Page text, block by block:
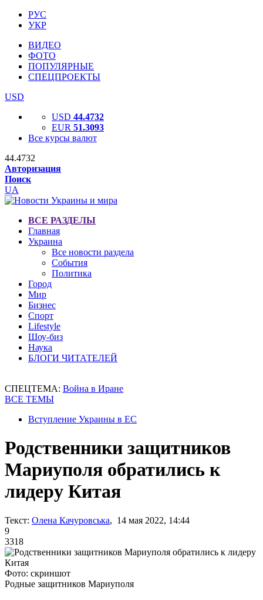
РУС
УКР
ВИДЕО
ФОТО
ПОПУЛЯРНЫЕ
СПЕЦПРОЕКТЫ
USD
USD 44.4732
EUR 51.3093
Все курсы валют
44.4732
Авторизация
Поиск
UA
ВСЕ РАЗДЕЛЫ
Главная
Украина
Все новости раздела
События
Политика
Город
Мир
Бизнес
Спорт
Lifestyle
Шоу-биз
Наука
БЛОГИ ЧИТАТЕЛЕЙ
СПЕЦТЕМА: Война в Иране
ВСЕ ТЕМЫ
Вступление Украины в ЕС
Родственники защитников
Мариуполя обратились к
лидеру Китая
Текст: Олена Качуровська, 14 мая 2022, 14:44
9
3318
Фото: скриншот
Родные защитников Мариуполя